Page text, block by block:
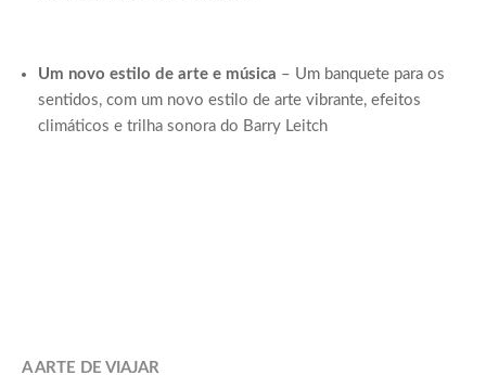
Um novo estilo de arte e música – Um banquete para os
sentidos, com um novo estilo de arte vibrante, efeitos
climáticos e trilha sonora do Barry Leitch
A ARTE DE VIAJAR